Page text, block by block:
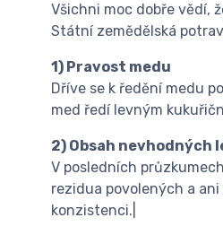
Všichni moc dobře vědí,
Státní zemědělská
1) Pravost medu
Dříve se k ředění medu
med ředí levným
2) Obsah nevhodných
V posledních
rezidua povolených a
konzistenci.|